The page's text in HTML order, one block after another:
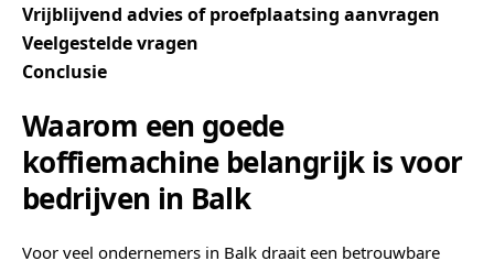
Vrijblijvend advies of proefplaatsing aanvragen
Veelgestelde vragen
Conclusie
Waarom een goede
koffiemachine belangrijk is voor
bedrijven in Balk
Voor veel ondernemers in Balk draait een betrouwbare